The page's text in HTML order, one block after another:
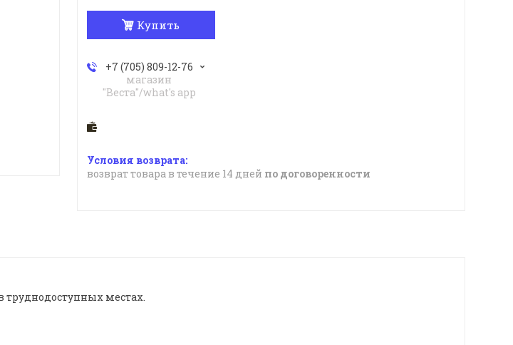
Купить
+7 (705) 809-12-76
магазин
"Веста"/what's app
возврат товара в течение 14 дней по договоренности
труднодоступных местах.